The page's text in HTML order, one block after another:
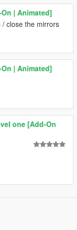
| Animated]
/ close the mirrors
| Animated]
one [Add-On